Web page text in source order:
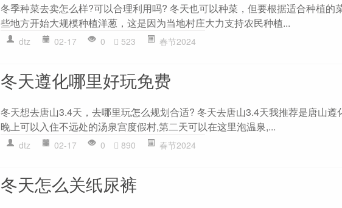
冬季种菜去卖怎么样?可以合理利用吗? 冬天也可以种菜，但要根据适合种植的
些地方开始大规模种植洋葱，这是因为当地村庄大力支持农民种植...
dtz 02-17 0 523 春节2024
冬天遵化哪里好玩免费
冬天想去唐山3.4天，去哪里玩怎么规划合适? 冬天去唐山3.4天我推荐是唐山遵
晚上可以入住不远处的汤泉宫度假村,第二天可以在这里泡温泉,...
dtz 02-17 0 890 春节2024
冬天怎么关纸尿裤